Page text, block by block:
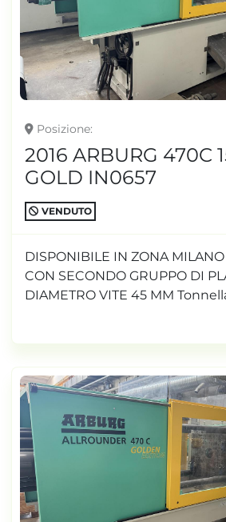
Posizione
2016 ARBURG 470C
GOLD IN0657
VENDUTO
DISPONIBILE IN ZONA MILANO
CON SECONDO GRUPPO DI
DIAMETRO VITE 45 MM